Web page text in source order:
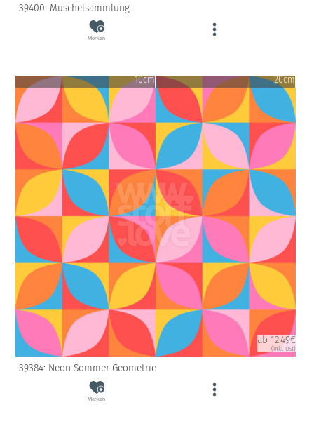
39400: Muschelsammlung
Merken
10cm 20cm
ab 12.49€
(inkl. USt)
39384: Neon Sommer Geometrie
Merken